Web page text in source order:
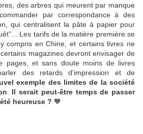
des arbres qui meurent par manque
par correspondance à des
qui centralisent la pâte à papier pour
Les tarifs de la matière première se
compris en Chine, et certains livres ne
magazines devront envisager de
pages, et sans doute moins de livres
des retards d'impression et de
exemple des limites de la société
Il serait peut-être temps de passer
heureuse ? 🧡